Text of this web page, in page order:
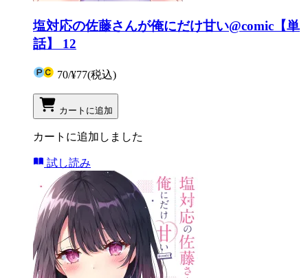
塩対応の佐藤さんが俺にだけ甘い@comic【単
話】 12
70/¥77(税込)
カートに追加
カートに追加しました
試し読み